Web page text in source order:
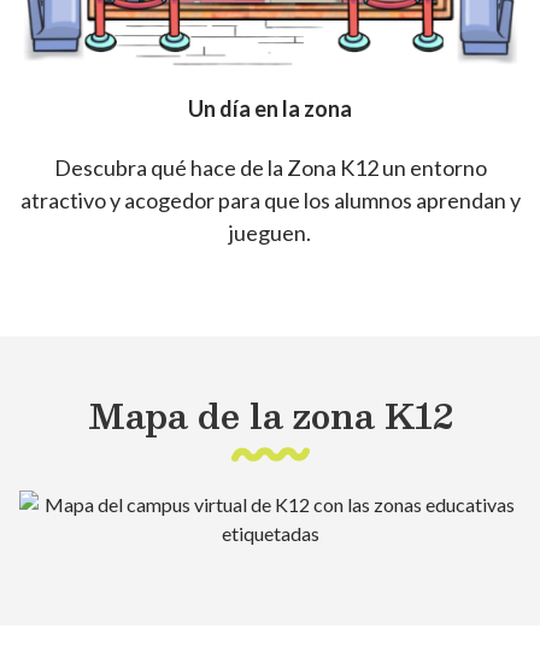
Un día en la zona
Descubra qué hace de la Zona K12 un entorno
atractivo y acogedor para que los alumnos aprendan y
jueguen.
Mapa de la zona K12